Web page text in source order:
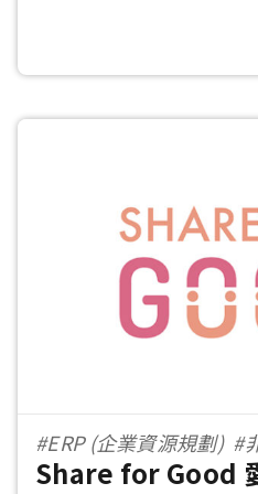
#ERP (企業資源規劃) #
#500＋ 員工數
Share for Good